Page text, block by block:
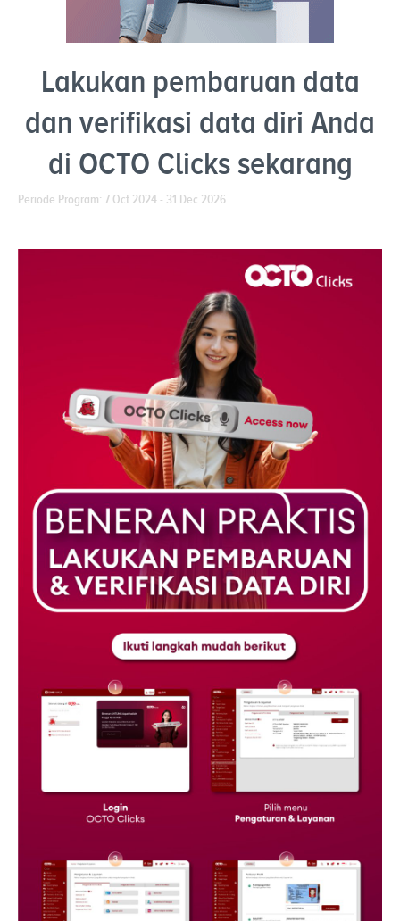
Lakukan pembaruan data
dan verifikasi data diri Anda
di OCTO Clicks sekarang
Periode Program: 7 Oct 2024 - 31 Dec 2026